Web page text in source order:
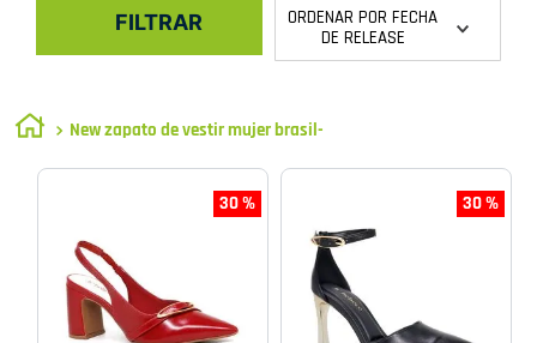
FILTRAR ORDENAR POR FECHA
DE RELEASE
New zapato de vestir mujer brasil-
30 % 30 %